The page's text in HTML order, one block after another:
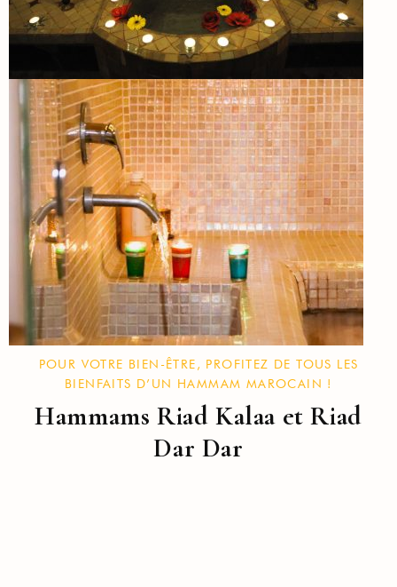
POUR VOTRE BIEN-ÊTRE, PROFITEZ DE TOUS LES
BIENFAITS D’UN HAMMAM MAROCAIN !
Hammams Riad Kalaa et Riad
Dar Dar